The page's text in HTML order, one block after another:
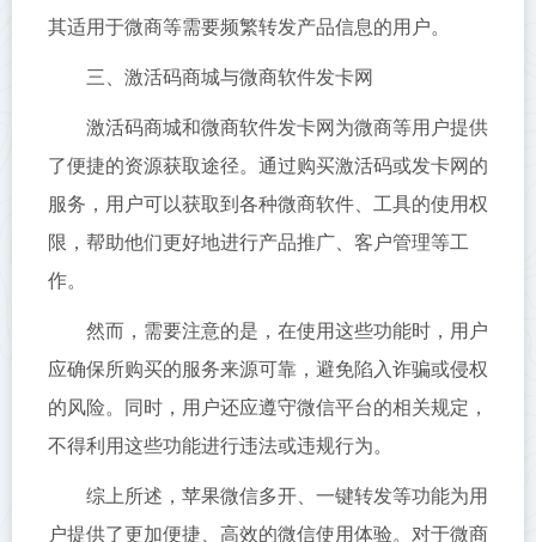
其适用于微商等需要频繁转发产品信息的用户。
三、激活码商城与微商软件发卡网
激活码商城和微商软件发卡网为微商等用户提供
了便捷的资源获取途径。通过购买激活码或发卡网的
服务，用户可以获取到各种微商软件、工具的使用权
限，帮助他们更好地进行产品推广、客户管理等工
作。
然而，需要注意的是，在使用这些功能时，用户
应确保所购买的服务来源可靠，避免陷入诈骗或侵权
的风险。同时，用户还应遵守微信平台的相关规定，
不得利用这些功能进行违法或违规行为。
综上所述，苹果微信多开、一键转发等功能为用
户提供了更加便捷、高效的微信使用体验。对于微商